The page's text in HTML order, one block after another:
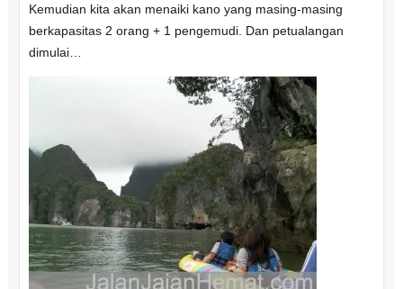
Kemudian kita akan menaiki kano yang masing-masing
berkapasitas 2 orang + 1 pengemudi. Dan petualangan
dimulai…